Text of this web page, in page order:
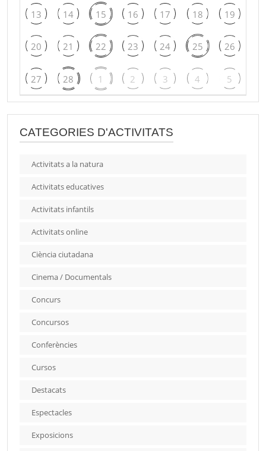
13 14 15 16 17 18 19
20 21 22 23 24 25 26
27 28 1 2 3 4 5
CATEGORIES D'ACTIVITATS
Activitats a la natura
Activitats educatives
Activitats infantils
Activitats online
Ciència ciutadana
Cinema / Documentals
Concurs
Concursos
Conferències
Cursos
Destacats
Espectacles
Exposicions